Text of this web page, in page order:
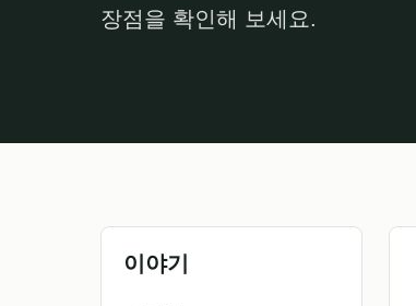
장점을 확인해 보세요.
이야기